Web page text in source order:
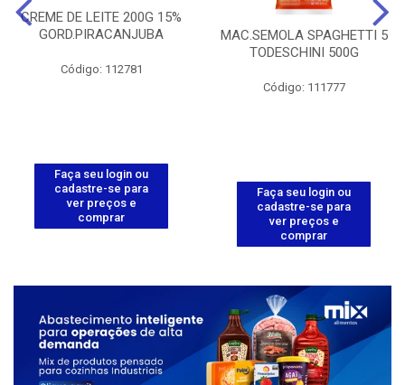
CREME DE LEITE 200G 15%
GORD.PIRACANJUBA
Código: 112781
Faça seu login ou
cadastre-se para
ver preços e
comprar
MAC.SEMOLA SPAGHETTI 5
TODESCHINI 500G
Código: 111777
Faça seu login ou
cadastre-se para
ver preços e
comprar